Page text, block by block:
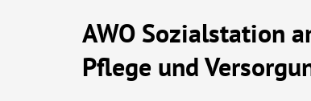
AWO Sozialstation
Pflege und